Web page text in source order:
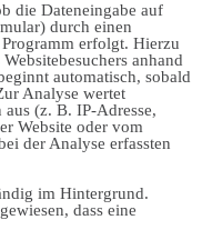
die Dateneingabe auf
durch einen
erfolgt. Hierzu
anhand
automatisch, sobald
Analyse wertet
(z. B. IP-Adresse,
Website oder vom
der Analyse erfassten
im Hintergrund.
dass eine